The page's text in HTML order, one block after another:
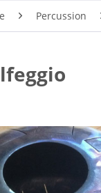
Percussion